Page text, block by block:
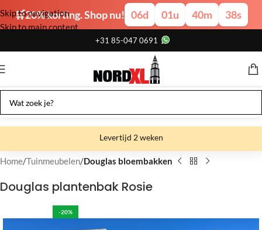
🛒20% korting. Shop nu! 06d 01u 40m 37s
Skip to navigation
Skip to main content
+31 85-047 0691
Levertijd 2 weken
Gratis verzending
Gratis afhalen
Home Tuinmeubelen Douglas bloembakken
Douglas plantenbak Rosie
-20%